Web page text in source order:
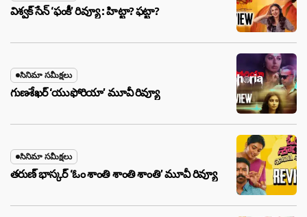
విశ్వక్ సేన్ ‘ఫంకీ’ రివ్యూ : హిట్టా? ఫట్టా?
సినిమా సమీక్షలు
గుణశేఖర్ ‘యుఫోరియా’ మూవీ రివ్యూ
సినిమా సమీక్షలు
తరుణ్ భాస్కర్ ‘ఓం శాంతి శాంతి శాంతి’ మూవీ రివ్యూ